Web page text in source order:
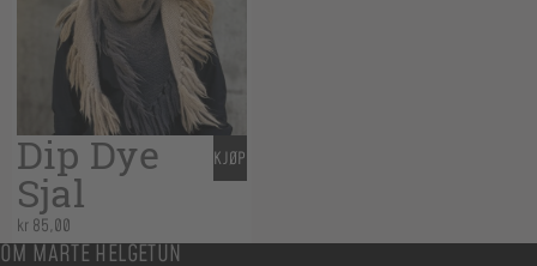
Dip Dye
Sjal
kr85,00
KJØP
OM MARTE HELGETUN